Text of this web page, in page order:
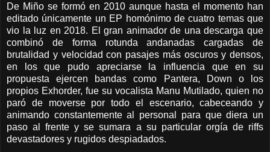
De Miño se formó en 2010 aunque hasta el momento han
editado únicamente un EP homónimo de cuatro temas que
vio la luz en 2018. El gran animador de una descarga que
combinó de forma rotunda andanadas cargadas de
brutalidad y velocidad con pasajes más oscuros y densos,
en los que pudo apreciarse la influencia que en su
propuesta ejercen bandas como Pantera, Down o los
propios Exhorder, fue su vocalista Manu Mutilado, quien no
paró de moverse por todo el escenario, cabeceando y
animando constantemente al personal para que diera un
paso al frente y se sumara a su particular orgía de riffs
devastadores y rugidos despiadados.